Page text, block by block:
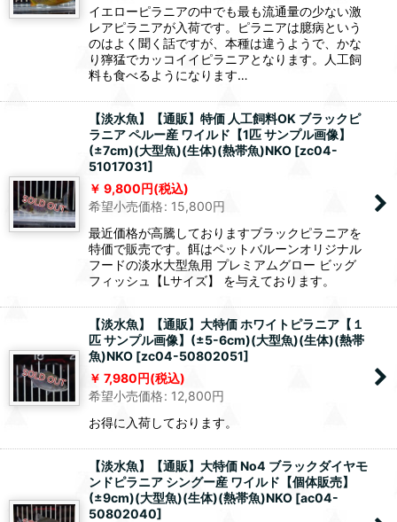
イエローピラニアの中でも最も流通量の少ない激
レアピラニアが入荷です。ピラニアは臆病という
のはよく聞く話ですが、本種は違うようで、かな
り獰猛でカッコイイピラニアとなります。人工飼
料も食べるようになります…
【淡水魚】【通販】特価 人工飼料OK ブラックピ
ラニア ペルー産 ワイルド【1匹 サンプル画像】
(±7cm)(大型魚)(生体)(熱帯魚)NKO [zc04-
51017031]
9,800円(税込)
希望小売価格: 15,800円
最近価格が高騰しておりますブラックピラニアを
特価で販売です。餌はペットバルーンオリジナル
フードの淡水大型魚用 プレミアムグロー ビッグ
フィッシュ【Lサイズ】 を与えております。
【淡水魚】【通販】大特価 ホワイトピラニア【１
匹 サンプル画像】(±5-6cm)(大型魚)(生体)(熱帯
魚)NKO [zc04-50802051]
7,980円(税込)
希望小売価格: 12,800円
お得に入荷しております。
【淡水魚】【通販】大特価 No4 ブラックダイヤモ
ンドピラニア シングー産 ワイルド【個体販売】
(±9cm)(大型魚)(生体)(熱帯魚)NKO [ac04-
50802040]